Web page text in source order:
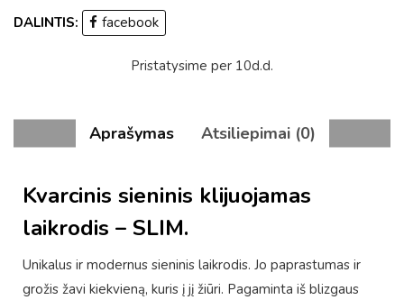
DALINTIS: facebook
Pristatysime per 10d.d.
Aprašymas Atsiliepimai (0)
Kvarcinis sieninis klijuojamas
laikrodis – SLIM.
Unikalus ir modernus sieninis laikrodis. Jo paprastumas ir
grožis žavi kiekvieną, kuris į jį žiūri. Pagaminta iš blizgaus